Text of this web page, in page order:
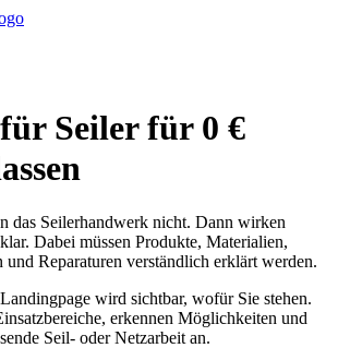
Seiler für 0 €
das Seilerhandwerk nicht. Dann wirken
Dabei müssen Produkte, Materialien,
und Reparaturen verständlich erklärt werden.
wird sichtbar, wofür Sie stehen.
erkennen Möglichkeiten und
Seil- oder Netzarbeit an.